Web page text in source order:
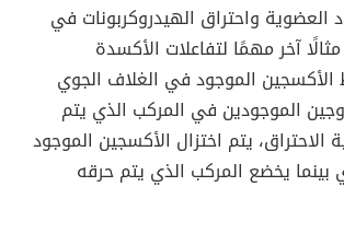
واحتراق الهيدروكربونات في
آخر مهمًا لتفاعلات الأكسدة
الأكسجين الموجود في الغلاف الجوي
الموجودين في المركب الذي يتم
الاحتراق، يتم اختزال الأكسجين الموجود
يخضع المركب الذي يتم حرقه